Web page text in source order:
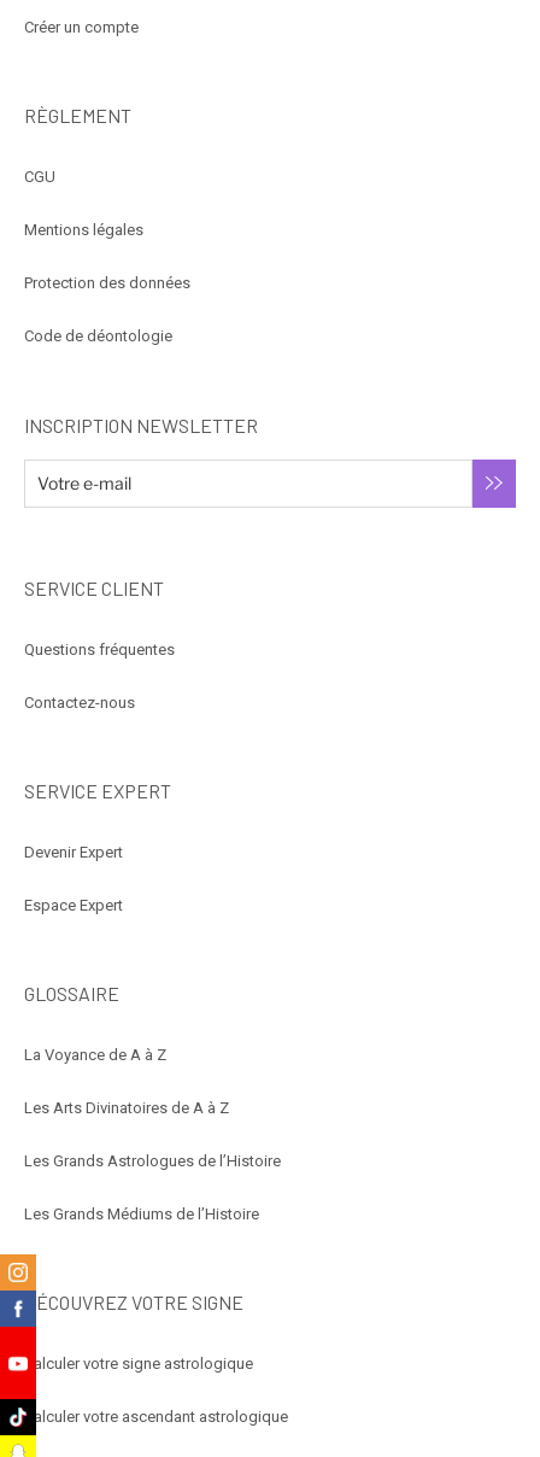
Créer un compte
RÈGLEMENT
CGU
Mentions légales
Protection des données
Code de déontologie
INSCRIPTION NEWSLETTER
SERVICE CLIENT
Questions fréquentes
Contactez-nous
SERVICE EXPERT
Devenir Expert
Espace Expert
GLOSSAIRE
La Voyance de A à Z
Les Arts Divinatoires de A à Z
Les Grands Astrologues de l’Histoire
Les Grands Médiums de l’Histoire
DÉCOUVREZ VOTRE SIGNE
Calculer votre signe astrologique
Calculer votre ascendant astrologique